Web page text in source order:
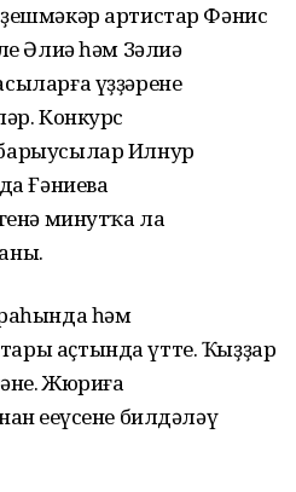
артистар Фәнис
Әлиә һәм Зәлиә
үҙҙәренең
Конкурс
Илнур
Ғәниева
минутҡа ла
һәм
аҫтында үтте. Ҡыҙҙар
Жюриға
еңеүсене билдәләү